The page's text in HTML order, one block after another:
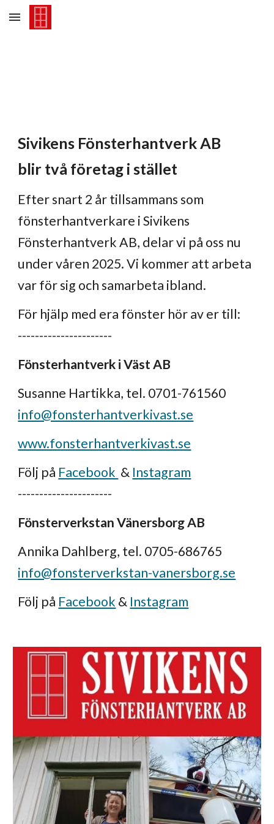
Skip to main content
Sivikens Fönsterhantverk AB
blir två företag i stället
Efter snart 2 år tillsammans som
fönsterhantverkare i Sivikens
Fönsterhantverk AB, delar vi på oss nu
under våren 2025. Vi kommer att arbeta
var för sig och samarbeta ibland.
För hjälp med era fönster hör av er till:
----------------------
Fönsterhantverk i Väst AB
Susanne Hartikka, tel. 0701-761560
info@fonsterhantverkivast.se
www.fonsterhantverkivast.se
Följ på Facebook & Instagram
----------------------
Fönsterverkstan Vänersborg AB
Annika Dahlberg, tel. 0705-686765
info@fonsterverkstan-vanersborg.se
Följ på Facebook & Instagram